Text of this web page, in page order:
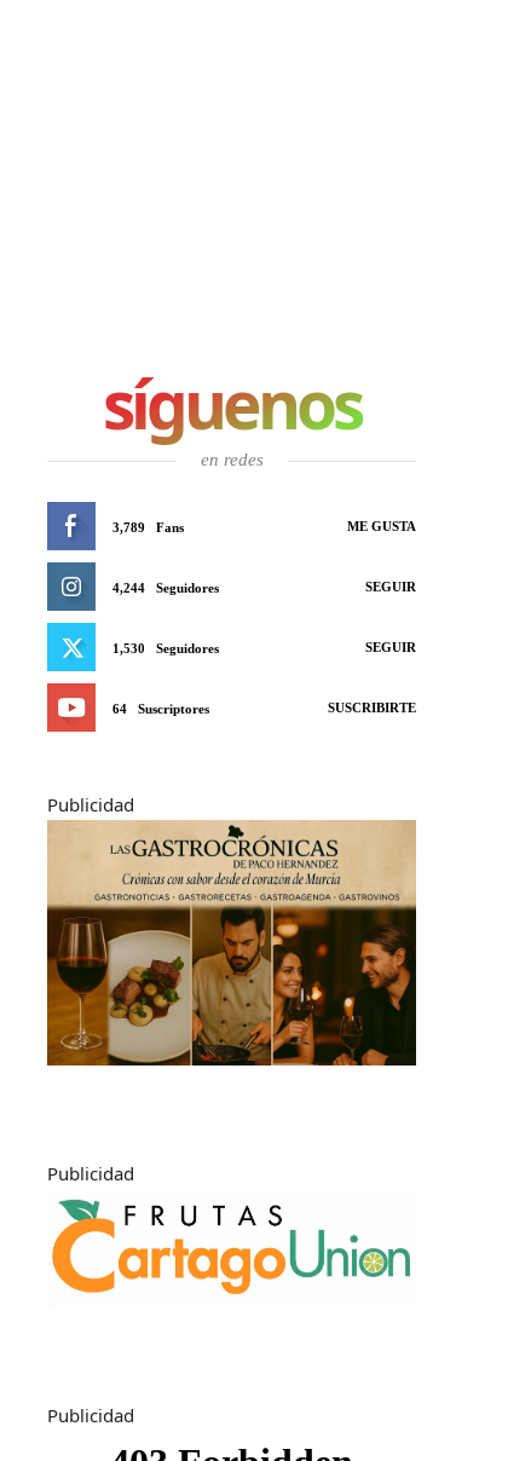
síguenos
en redes
3,789 Fans ME GUSTA
4,244 Seguidores SEGUIR
1,530 Seguidores SEGUIR
64 Suscriptores SUSCRIBIRTE
Publicidad
Publicidad
Publicidad